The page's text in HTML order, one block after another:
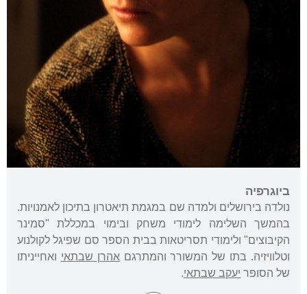
ביוגרפיה
נולדה בירושלים ולמדה שם במגמת תיאטרון בתיכון לאמנויות.
בהמשך השלימה לימודי משחק ובימוי במכללת "סמינר
הקיבוצים" ולימודי תסריטאות בבית הספר סם שפיגל לקולנוע
וטלוויזיה. בתו של המשורר והמתרגםאהרן שבתאי ואחייניתו
של הסופר יעקב שבתאי.